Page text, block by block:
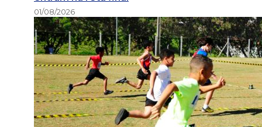
01/08/2026